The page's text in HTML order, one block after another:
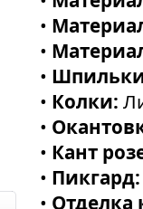
•
•
•
• Колки:
•
• Кант
•
• Отделка